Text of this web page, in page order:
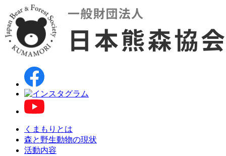
くまもりとは
森と野生動物の現状
活動内容